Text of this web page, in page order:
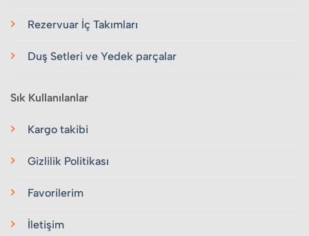
Rezervuar İç Takımları
Duş Setleri ve Yedek parçalar
Sık Kullanılanlar
Kargo takibi
Gizlilik Politikası
Favorilerim
İletişim